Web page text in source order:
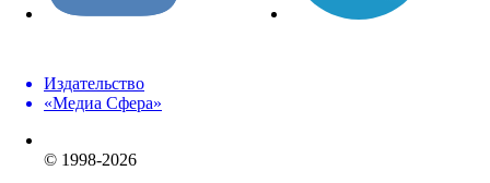
Издательство
«Медиа Сфера»
© 1998-2026